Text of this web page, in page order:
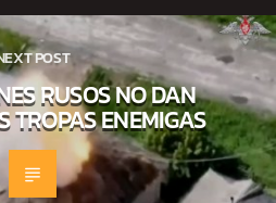
POST
RUSOS NO DAN
TROPAS ENEMIGAS